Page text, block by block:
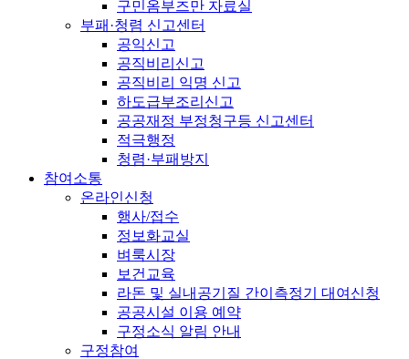
구민옴부즈만 자료실
부패·청렴 신고센터
공익신고
공직비리신고
공직비리 익명 신고
하도급부조리신고
공공재정 부정청구등 신고센터
적극행정
청렴·부패방지
참여소통
온라인신청
행사/접수
정보화교실
벼룩시장
보건교육
라돈 및 실내공기질 간이측정기 대여신청
공공시설 이용 예약
구정소식 알림 안내
구정참여